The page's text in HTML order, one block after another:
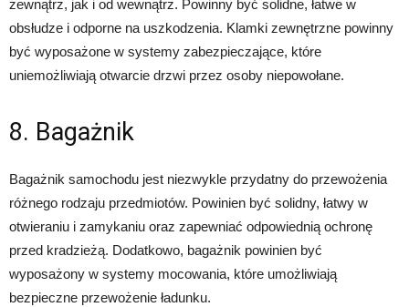
zewnątrz, jak i od wewnątrz. Powinny być solidne, łatwe w
obsłudze i odporne na uszkodzenia. Klamki zewnętrzne powinny
być wyposażone w systemy zabezpieczające, które
uniemożliwiają otwarcie drzwi przez osoby niepowołane.
8. Bagażnik
Bagażnik samochodu jest niezwykle przydatny do przewożenia
różnego rodzaju przedmiotów. Powinien być solidny, łatwy w
otwieraniu i zamykaniu oraz zapewniać odpowiednią ochronę
przed kradzieżą. Dodatkowo, bagażnik powinien być
wyposażony w systemy mocowania, które umożliwiają
bezpieczne przewożenie ładunku.